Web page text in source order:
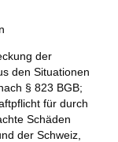
der
den Situationen
§ 823 BGB;
für durch
Schäden
der Schweiz,